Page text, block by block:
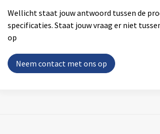
Wellicht staat jouw antwoord tussen de
specificaties. Staat jouw vraag er niet
op
Neem contact met ons op